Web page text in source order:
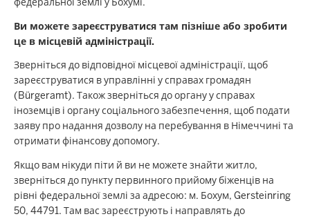
i
e
r
Ви можете зареєструватися там пізніше або зробити
це в місцевій адміністрації.
Зверніться до відповідної місцевої адміністрації, щоб
зареєструватися в управлінні у справах громадян
(Bürgeramt). Також зверніться до органу у справах
іноземців і органу соціального забезпечення, щоб подати
заяву про надання дозволу на перебування в Німеччині та
отримати фінансову допомогу.
Якщо вам нікуди піти й ви не можете знайти житло,
зверніться до пункту первинного прийому біженців на
рівні федеральної землі за адресою: м. Бохум, Gersteinring
50, 44791. Там вас зареєструють і направлять до